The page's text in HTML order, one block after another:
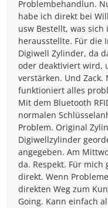
Problembehandlun.
habe ich direkt bei
usw Bestellt, was
herausstellte. Für die
Digiwell Zylinder, da
oder deaktiviert wird,
verstärken. Und
funktioniert alles
Mit dem Bluetooth
normalen
Problem. Original
Digiwellzylinder
angegeben. Am
da. Respekt. Für
direkt. Wenn
direkten Weg zum
Going. Kann einfach